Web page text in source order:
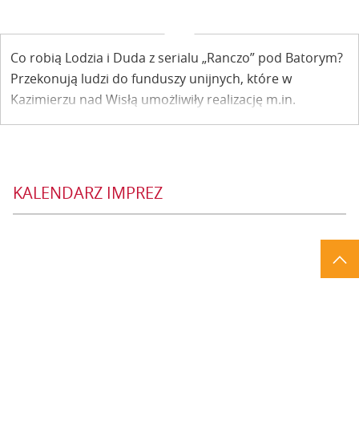
Co robią Lodzia i Duda z serialu „Ranczo” pod Batorym?
Przekonują ludzi do funduszy unijnych, które w
Kazimierzu nad Wisłą umożliwiły realizację m.in.
Festiwalu Muzyki i Tradycji Klezmerskiej. Tak w skrócie
poniedziałki i piątki o 11.25.
KALENDARZ IMPREZ